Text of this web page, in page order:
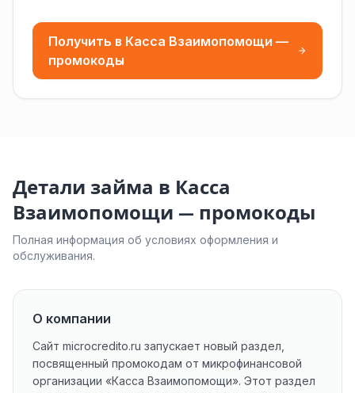
Получить в Касса Взаимопомощи —
промокоды
Детали займа в Касса
Взаимопомощи — промокоды
Полная информация об условиях оформления и
обслуживания.
О компании
Сайт microcredito.ru запускает новый раздел,
посвященный промокодам от микрофинансовой
организации «Касса Взаимопомощи». Этот раздел